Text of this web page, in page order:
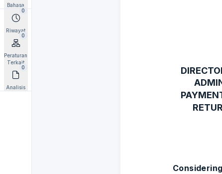
Bahasa
0
Riwayat
0
Peraturan
Terkait
0
Analisis
Considering